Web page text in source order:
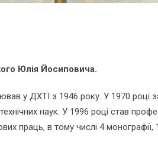
Юлія Йосиповича.
у ДХТІ з 1946 року. У 1970 році
наук. У 1996 році став
праць, в тому числі 4